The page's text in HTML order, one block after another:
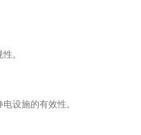
。
设施的有效性。